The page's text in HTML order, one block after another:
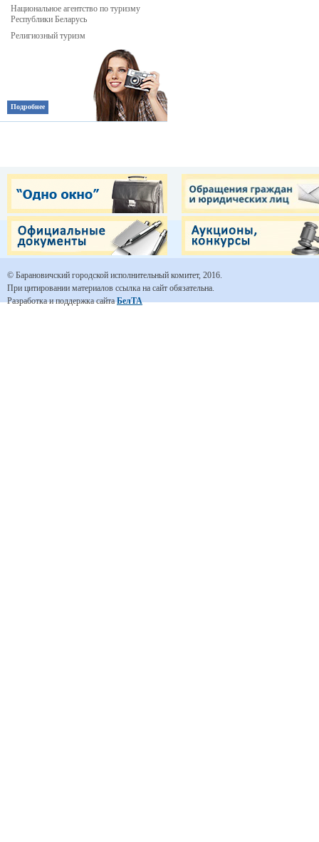
Национальное агентство по туризму
Республики Беларусь
Религиозный туризм
Подробнее
© Барановичский городской исполнительный комитет, 2016.
При цитировании материалов ссылка на сайт обязательна.
Разработка и поддержка сайтаБелТА